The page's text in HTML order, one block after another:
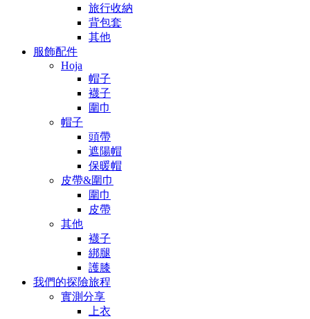
旅行收納
背包套
其他
服飾配件
Hoja
帽子
襪子
圍巾
帽子
頭帶
遮陽帽
保暖帽
皮帶&圍巾
圍巾
皮帶
其他
襪子
綁腿
護膝
我們的探險旅程
實測分享
上衣